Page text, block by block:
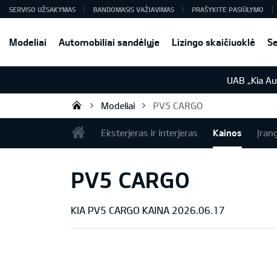
Modeliai Automobiliai sandėlyje Lizingo skaičiuoklė
SERVISO UŽSAKYMAS BANDOMASIS VAŽIAVIMAS PRAŠYKITE PASIŪLYMO
UAB „Kia
UAB „Kia Auto“
Modeliai PV5 CARGO
Eksterjeras ir interjeras Kainos
PV5 CARGO
KIA PV5 CARGO KAINA 2026.06.17